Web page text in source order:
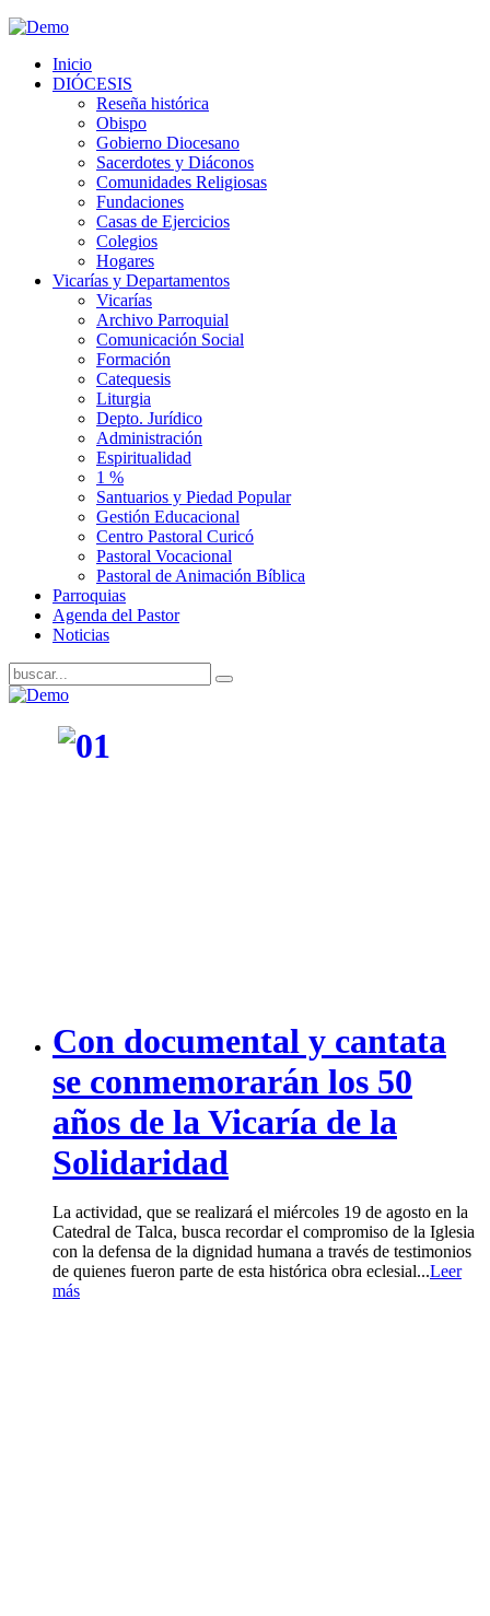
Inicio
DIÓCESIS
Reseña histórica
Obispo
Gobierno Diocesano
Sacerdotes y Diáconos
Comunidades Religiosas
Fundaciones
Casas de Ejercicios
Colegios
Hogares
Vicarías y Departamentos
Vicarías
Archivo Parroquial
Comunicación Social
Formación
Catequesis
Liturgia
Depto. Jurídico
Administración
Espiritualidad
1 %
Santuarios y Piedad Popular
Gestión Educacional
Centro Pastoral Curicó
Pastoral Vocacional
Pastoral de Animación Bíblica
Parroquias
Agenda del Pastor
Noticias
Con documental y cantata
se conmemorarán los 50
años de la Vicaría de la
Solidaridad
La actividad, que se realizará el miércoles 19 de agosto en la
Catedral de Talca, busca recordar el compromiso de la Iglesia
con la defensa de la dignidad humana a través de testimonios
de quienes fueron parte de esta histórica obra eclesial...Leer
más